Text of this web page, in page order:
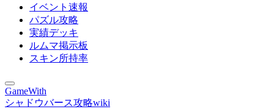
イベント速報
パズル攻略
実績デッキ
ルムマ掲示板
スキン所持率
GameWith
シャドウバース攻略wiki